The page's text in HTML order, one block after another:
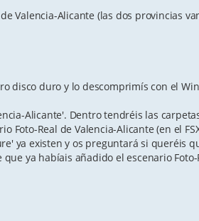
Valencia-Alicante (las dos provincias
disco duro y lo descomprimís con el
Alicante'. Dentro tendréis las
Foto-Real de Valencia-Alicante (en el
ya existen y os preguntará si queréis
ya habíais añadido el escenario